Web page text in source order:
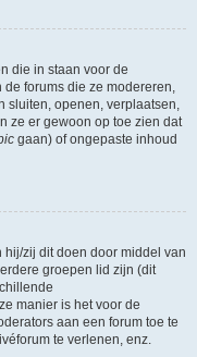
die in staan voor de
forums die ze modereren,
sluiten, openen, verplaatsen,
ze er gewoon op toe zien dat
gaan) of ongepaste inhoud
zij dit doen door middel van
groepen lid zijn (dit
manier is het voor de
aan een forum toe te
te verlenen, enz.